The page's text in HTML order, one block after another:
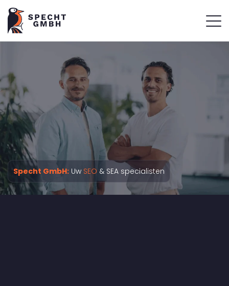
Specht GmbH: Uw SEO & SEA specialisten